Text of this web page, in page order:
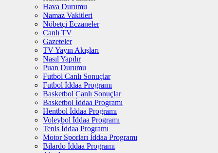
Hava Durumu
Namaz Vakitleri
Nöbetçi Eczaneler
Canlı TV
Gazeteler
TV Yayın Akışları
Nasıl Yapılır
Puan Durumu
Futbol Canlı Sonuçlar
Futbol İddaa Programı
Basketbol Canlı Sonuçlar
Basketbol İddaa Programı
Hentbol İddaa Programı
Voleybol İddaa Programı
Tenis İddaa Programı
Motor Sporları İddaa Programı
Bilardo İddaa Programı